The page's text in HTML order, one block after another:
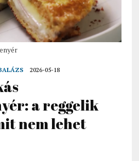
2026-05-18
a reggelik
nem lehet